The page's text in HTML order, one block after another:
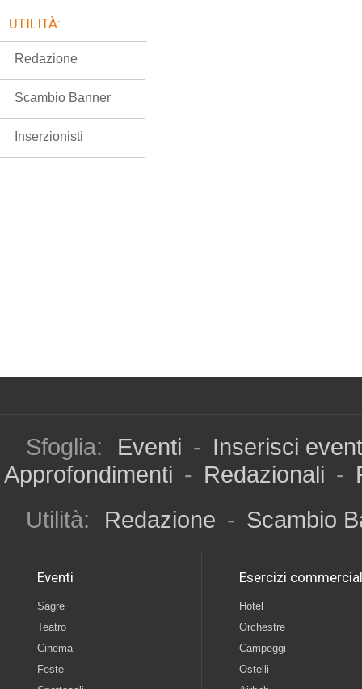
UTILITÀ:
Redazione
Scambio Banner
Inserzionisti
Sfoglia: Eventi - Inserisci
Approfondimenti - Redazionali -
Utilità:
Redazione - Scambio
Eventi
Sagre
Teatro
Cinema
Feste
Esercizi
Hotel
Orchestre
Campeggi
Ostelli